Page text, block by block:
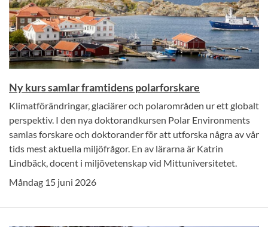
Ny kurs samlar framtidens polarforskare
Klimatförändringar, glaciärer och polarområden ur ett globalt
perspektiv. I den nya doktorandkursen Polar Environments
samlas forskare och doktorander för att utforska några av vår
tids mest aktuella miljöfrågor. En av lärarna är Katrin
Lindbäck, docent i miljövetenskap vid Mittuniversitetet.
Måndag 15 juni 2026